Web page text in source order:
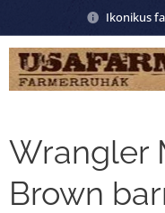
Ikonikus
Wrangler
Brown